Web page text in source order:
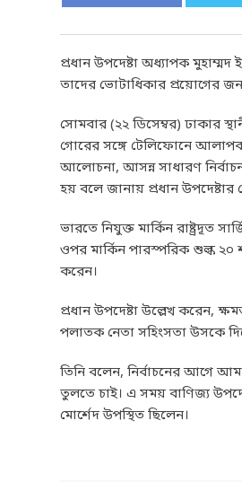
প্রধান উপদেষ্টা অধ্যাপক
তাদের ভোটাধিকার প্রয়োগের
সোমবার (২২ ডিসেম্বর) ঢাকার
গোরের সঙ্গে টেলিফোনে
আলোচনা, আসন্ন সাধারণ
হয় বলে জানায় প্রধান উপদেষ্টার
ভারতে নিযুক্ত মার্কিন রাষ্ট্রদূত
ওপর মার্কিন পারস্পরিক শুল্ক
করেন।
প্রধান উপদেষ্টা উল্লেখ করেন,
পলাতক নেতা সহিংসতা উসকে
তিনি বলেন, নির্বাচনের আগে
তুলতে চাই। এ সময় বাণিজ্য
মোর্শেদ উপস্থিত ছিলেন।